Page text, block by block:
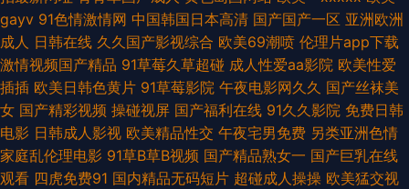
四房在线电影 欧美三级伦理 国产乱子伦精品久久 亚洲有薄码 www久久伊人
欧美69成人 99草视频在线 91午夜福 人人舔人人爽 日本不卡A片 97视频人人
人人操人人爽人人鲁 97亚洲涩 97成人资源在线超碰 人人摸人人草 在线香蕉
TS人妖丝袜包裹自慰 三级成人 97操操 东京热Av影院 无码免费 91户外露出
gayv 91色情激情网 中国韩国日本高清 国产国产一区 亚洲欧洲
成人 日韩在线 久久国产影视综合 欧美69潮喷 伦理片app下载
激情视频国产精品 91草莓久草超碰 成人性爱aa影院 欧美性爱
插插 欧美日韩色黄片 91草莓影院 午夜电影网久久 国产丝袜美
女 国产精彩视频 操碰视屏 国产福利在线 91久久影院 免费日韩
电影 日韩成人影视 欧美精品性交 午夜宅男免费 另类亚洲色情
家庭乱伦理电影 91草B草B视频 国产精品熟女一 国产巨乳在线
观看 四虎免费91 国内精品无码短片 超碰成人操操 欧美猛交视